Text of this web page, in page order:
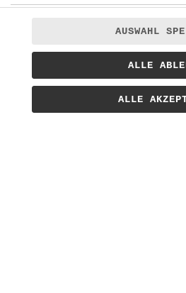
AUSWAHL
ALLE
ALLE
Portion frisch gebackenes
hausgemachter
5,00 € *